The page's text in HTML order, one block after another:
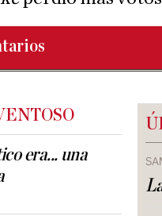
era... una